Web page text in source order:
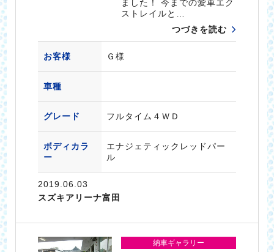
ました！ 今までの愛車エク
ストレイルと…
つづきを読む
お客様 Ｇ様
車種
グレード フルタイム４ＷＤ
ボディカラ
ー
エナジェティックレッドパー
ル
2019.06.03
スズキアリーナ富田
納車ギャラリー